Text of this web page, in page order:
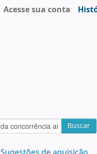
Acesse sua conta
Buscar